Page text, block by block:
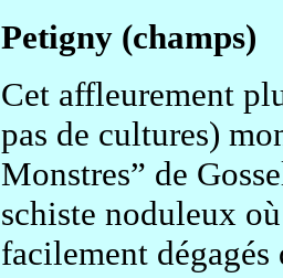
Petigny (champs)
Cet affleurement
pas de cultures)
Monstres” de
schiste noduleux
facilement dégagés